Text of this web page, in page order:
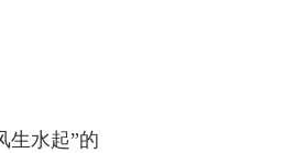
生水起”的